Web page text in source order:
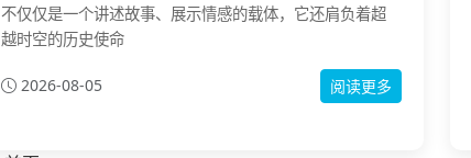
不仅仅是一个讲述故事、展示情感的载体，它还肩负着超
越时空的历史使命
2026-08-05 阅读更多